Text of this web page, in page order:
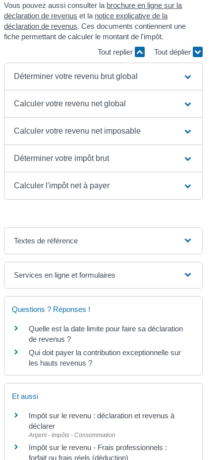
Vous pouvez aussi consulter la brochure en ligne sur la
déclaration de revenus et la notice explicative de la
déclaration de revenus. Ces documents contiennent une
fiche permettant de calculer le montant de l'impôt.
Tout replier
Tout déplier
Déterminer votre revenu brut global
Calculer votre revenu net global
Calculer votre revenu net imposable
Déterminer votre impôt brut
Calculer l'impôt net à payer
Textes de référence
Services en ligne et formulaires
Questions ? Réponses !
Quelle est la date limite pour faire sa déclaration
de revenus ?
Qui doit payer la contribution exceptionnelle sur
les hauts revenus ?
Et aussi
Impôt sur le revenu : déclaration et revenus à
déclarer
Argent - Impôts - Consommation
Impôt sur le revenu - Frais professionnels :
forfait ou frais réels (déduction)